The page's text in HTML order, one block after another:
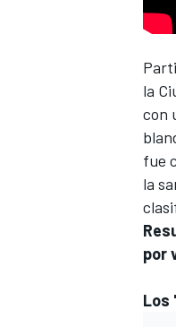
la
con
fue
la
por
Los